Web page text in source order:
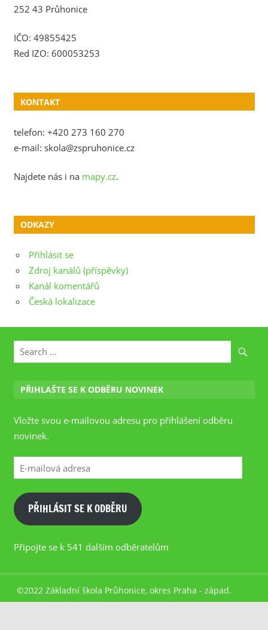
252 43 Průhonice
IČO: 49855425
Red IZO: 600053253
KONTAKT
telefon: +420 273 160 270
e-mail: skola@zspruhonice.cz
Najdete nás i na mapy.cz.
ODKAZY
Přihlásit se
Zdroj kanálů (příspěvky)
Kanál komentářů
Česká lokalizace
PŘIHLAŠTE SE K ODBĚRU NOVINEK
Vložte svou e-mailovou adresu pro přihlášení odběru
novinek.
E-
mailová
adresa
PŘIHLÁSIT SE K ODBĚRU
Připojte se k 541 dalším odběratelům
©2022 Základní škola Průhonice, okres Praha - západ.